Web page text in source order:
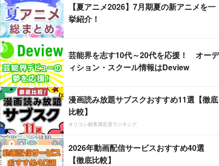
【夏アニメ2026】7月期夏の新アニメを一
挙紹介！
芸能界を志す10代～20代を応援！ オーデ
ィション・スクール情報はDeview
漫画読み放題サブスクおすすめ11選【徹底
比較】
オリコン顧客満足度ランキング
2026年動画配信サービスおすすめ40選
【徹底比較】